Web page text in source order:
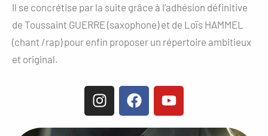
Il se concrétise par la suite grâce à l’adhésion définitive
de Toussaint GUERRE (saxophone) et de Loïs HAMMEL
(chant /rap) pour enfin proposer un répertoire ambitieux
et original.
I
n
F
a
Y
o